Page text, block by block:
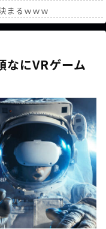
まるｗｗｗ
のイベントマジで胸糞だ
ン一番くじ」を記念に
剋上！？「魔族達のラ
の石碑編」＆「帝国編
ォルテ編」・「黄金郷
使い選抜試験編」のキ
反対。家族から信じら
ィーのサムネ草
なにVRゲーム